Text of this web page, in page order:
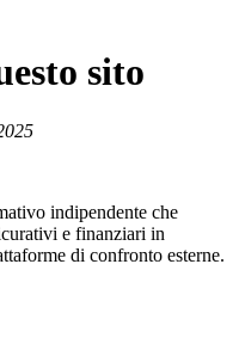
sito
indipendente che
e finanziari in
di confronto esterne.